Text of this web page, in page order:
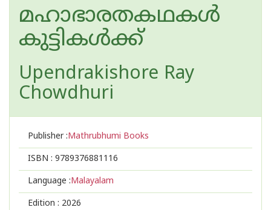
മഹാഭാരതകഥകൾ
കുട്ടികൾക്ക്
Upendrakishore Ray
Chowdhuri
Publisher :Mathrubhumi Books
ISBN : 9789376881116
Language :Malayalam
Edition : 2026